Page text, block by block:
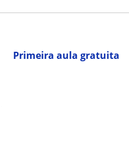
Primeira aula gratuita